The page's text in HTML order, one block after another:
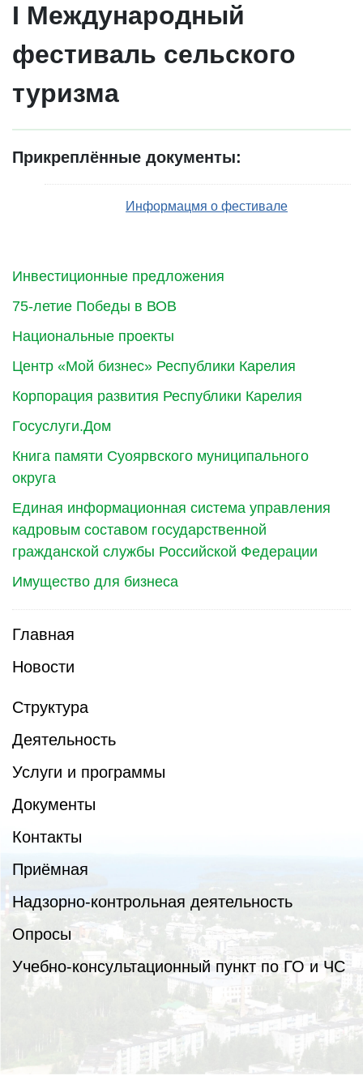
Инвестиционные предложения
75-летие Победы в ВОВ
Национальные проекты
Центр «Мой бизнес» Республики Карелия
Корпорация развития Республики Карелия
Госуслуги.Дом
Книга памяти Суоярвского муниципального
округа
Единая информационная система управления
кадровым составом государственной
гражданской службы Российской Федерации
Имущество для бизнеса
Главная
Новости
Структура
Деятельность
Услуги и программы
Документы
Контакты
Приёмная
Надзорно-контрольная деятельность
Опросы
Учебно-консультационный пункт по ГО и ЧС
I Международный
фестиваль сельского
туризма
Прикреплённые документы:
Информацмя о фестивале